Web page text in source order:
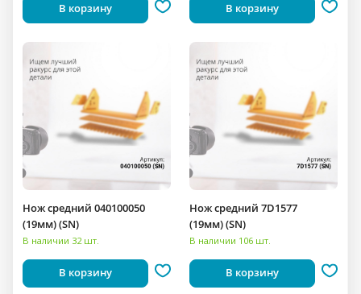
В корзину В корзину
Нож средний 040100050
(19мм) (SN)
В наличии 32 шт.
В корзину
Нож средний 7D1577
(19мм) (SN)
В наличии 106 шт.
В корзину